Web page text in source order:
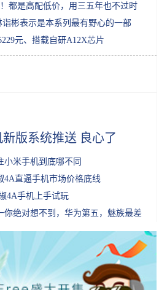
都是高配低价，用三五年也不过时
诣彬表示是本系列最有野心的一部
元、搭载自研A12X芯片
版系统推送 良心了
小米手机到底哪不同
4A直逼手机市场价格底线
4A手机上手试玩
你绝对想不到，华为第五，魅族最差